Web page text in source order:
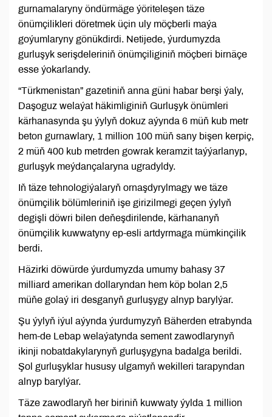
gurnamalaryny öndürmäge ýöriteleşen täze
önümçilikleri döretmek üçin uly möçberli maýa
goýumlaryny gönükdirdi. Netijede, ýurdumyzda
gurluşyk serişdeleriniň önümçiliginiň möçberi birnäçe
esse ýokarlandy.
“Türkmenistan” gazetiniň anna güni habar berşi ýaly,
Daşoguz welaýat häkimliginiň Gurluşyk önümleri
kärhanasynda şu ýylyň dokuz aýynda 6 müň kub metr
beton gurnawlary, 1 million 100 müň sany bişen kerpiç,
2 müň 400 kub metrden gowrak keramzit taýýarlanyp,
gurluşyk meýdançalaryna ugradyldy.
Iň täze tehnologiýalaryň ornaşdyrylmagy we täze
önümçilik bölümleriniň işe girizilmegi geçen ýylyň
degişli döwri bilen deňeşdirilende, kärhananyň
önümçilik kuwwatyny ep-esli artdyrmaga mümkinçilik
berdi.
Häzirki döwürde ýurdumyzda umumy bahasy 37
milliard amerikan dollaryndan hem köp bolan 2,5
müňe golaý iri desganyň gurluşygy alnyp barylýar.
Şu ýylyň iýul aýynda ýurdumyzyň Bäherden etrabynda
hem-de Lebap welaýatynda sement zawodlarynyň
ikinji nobatdakylarynyň gurluşygyna badalga berildi.
Şol gurluşyklar hususy ulgamyň wekilleri tarapyndan
alnyp barylýar.
Täze zawodlaryň her biriniň kuwwaty ýylda 1 million